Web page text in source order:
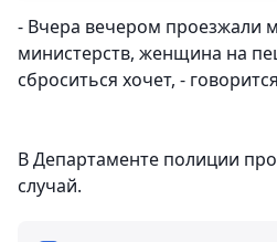
- Вчера вечером проезжали
министерств, женщина на
сброситься хочет, -
В Департаменте полиции
случай.